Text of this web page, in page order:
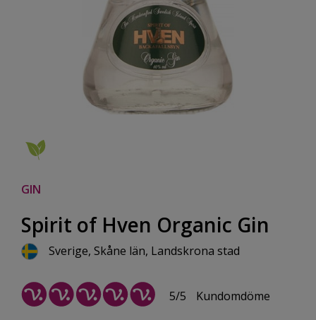
GIN
Spirit of Hven Organic Gin
Sverige, Skåne län, Landskrona stad
5/5 Kundomdöme